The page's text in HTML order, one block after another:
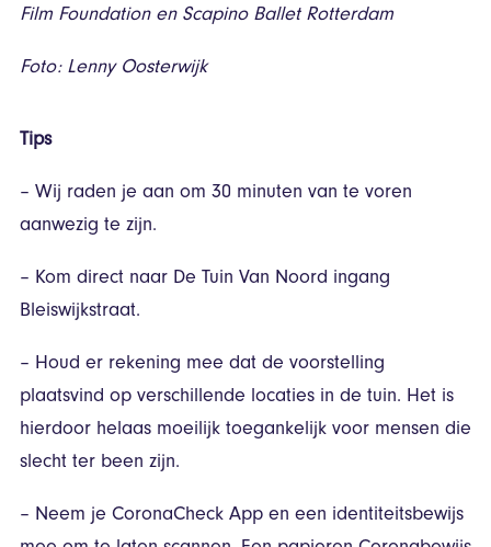
Film Foundation en Scapino Ballet Rotterdam
Foto: Lenny Oosterwijk
Tips
– Wij raden je aan om 30 minuten van te voren
aanwezig te zijn.
– Kom direct naar De Tuin Van Noord ingang
Bleiswijkstraat.
– Houd er rekening mee dat de voorstelling
plaatsvind op verschillende locaties in de tuin. Het is
hierdoor helaas moeilijk toegankelijk voor mensen die
slecht ter been zijn.
– Neem je CoronaCheck App en een identiteitsbewijs